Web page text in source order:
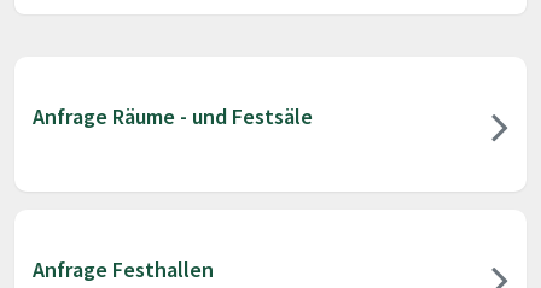
Anfrage Räume - und Festsäle
Anfrage Festhallen